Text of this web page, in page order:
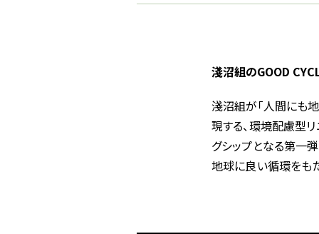
淺沼組のGOOD
淺沼組が「人間にも
現する、環境配慮型
グシップとなる第一弾
地球に良い循環をも